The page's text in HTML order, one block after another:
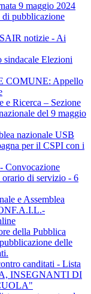
9 maggio 2024
pubblicazione
notizie - Ai
Elezioni
COMUNE: Appello
e Ricerca – Sezione
del 9 maggio
nazionale USB
per il CSPI con i
Convocazione
orario di servizio - 6
e Assemblea
della Pubblica
delle
canditati - Lista
INSEGNANTI DI